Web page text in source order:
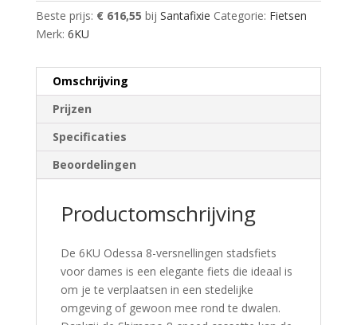
Beste prijs: € 616,55 bij Santafixie Categorie: Fietsen
Merk: 6KU
Omschrijving
Prijzen
Specificaties
Beoordelingen
Productomschrijving
De 6KU Odessa 8-versnellingen stadsfiets
voor dames is een elegante fiets die ideaal is
om je te verplaatsen in een stedelijke
omgeving of gewoon mee rond te dwalen.